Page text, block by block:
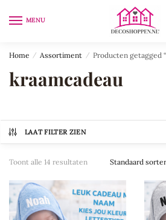
MENU
Home / Assortiment / Producten getagged
kraamcadeau
LAAT FILTER ZIEN
Toont alle 14 resultaten